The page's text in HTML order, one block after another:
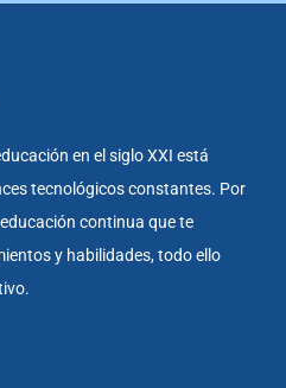
en el siglo XXI está
tecnológicos constantes. Por
continua que te
y habilidades, todo ello